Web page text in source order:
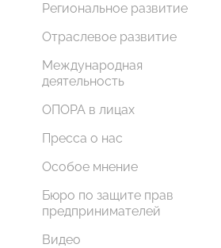
Региональное развитие
Отраслевое развитие
Международная
деятельность
ОПОРА в лицах
Пресса о нас
Особое мнение
Бюро по защите прав
предпринимателей
Видео